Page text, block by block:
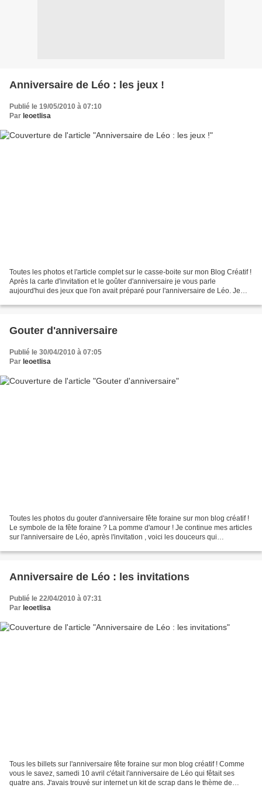
Anniversaire de Léo : les jeux !
Publié le 19/05/2010 à 07:10
Par leoetlisa
Toutes les photos et l'article complet sur le casse-boite sur mon Blog Créatif !
Après la carte d'invitation et le goûter d'anniversaire je vous parle
aujourd'hui des jeux que l'on avait préparé pour l'anniversaire de Léo. Je
Gouter d'anniversaire
Publié le 30/04/2010 à 07:05
Par leoetlisa
Toutes les photos du gouter d'anniversaire fête foraine sur mon blog créatif !
Le symbole de la fête foraine ? La pomme d'amour ! Je continue mes articles
sur l'anniversaire de Léo, après l'invitation , voici les douceurs qui
Anniversaire de Léo : les invitations
Publié le 22/04/2010 à 07:31
Par leoetlisa
Tous les billets sur l'anniversaire fête foraine sur mon blog créatif ! Comme
vous le savez, samedi 10 avril c'était l'anniversaire de Léo qui fêtait ses
quatre ans. J'avais trouvé sur internet un kit de scrap dans le thème de